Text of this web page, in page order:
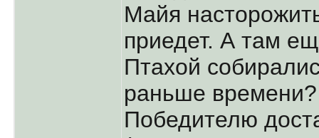
Майя
приедет. А там
Птахой
раньше
Победителю